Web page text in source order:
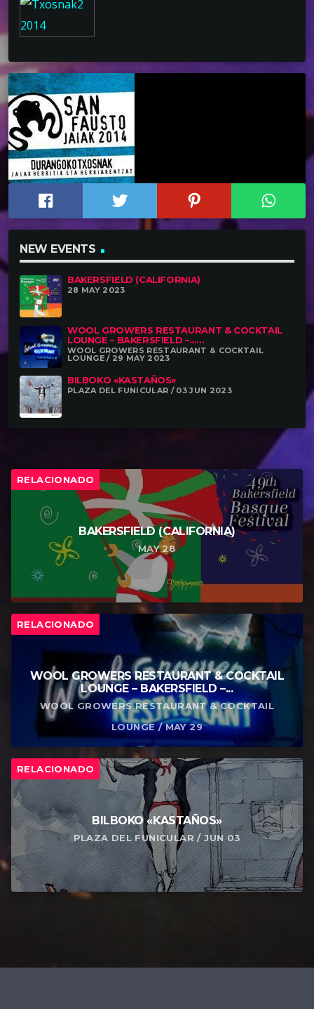
NEW EVENTS
BAKERSFIELD (CALIFORNIA)
28 MAY 2023
WOOL GROWERS RESTAURANT & COCKTAIL
LOUNGE – BAKERSFIELD –......
WOOL GROWERS RESTAURANT & COCKTAIL
LOUNGE / 29 MAY 2023
BILBOKO «KASTAÑOS»
PLAZA DEL FUNICULAR / 03 JUN 2023
RELACIONADO
BAKERSFIELD (CALIFORNIA)
MAY 28
RELACIONADO
WOOL GROWERS RESTAURANT & COCKTAIL
LOUNGE – BAKERSFIELD –...
WOOL GROWERS RESTAURANT & COCKTAIL
LOUNGE / MAY 29
RELACIONADO
BILBOKO «KASTAÑOS»
PLAZA DEL FUNICULAR / JUN 03